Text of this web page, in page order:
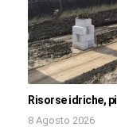
Risorse idriche,
8 Agosto 2026